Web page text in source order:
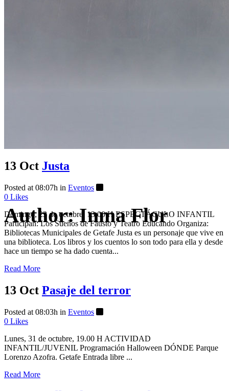
Author: Inma Flor
13 Oct Justa
Posted at 08:07h in Eventos
0 Likes
Domingo, 23 de octubre, 13.00 H ESPECTÁCULO INFANTIL
Participan: Los Sueños de Fausto y Teatro Educando Organiza:
Bibliotecas Municipales de Getafe Justa es un personaje que vive en
una biblioteca. Los libros y los cuentos lo son todo para ella y desde
hace un tiempo se ha dado cuenta...
Read More
13 Oct Pasaje del terror
Posted at 08:03h in Eventos
0 Likes
Lunes, 31 de octubre, 19.00 H ACTIVIDAD
INFANTIL/JUVENIL Programación Halloween DÓNDE Parque
Lorenzo Azofra. Getafe Entrada libre ...
Read More